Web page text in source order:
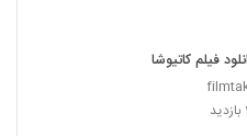
فیلم کاتیوشا